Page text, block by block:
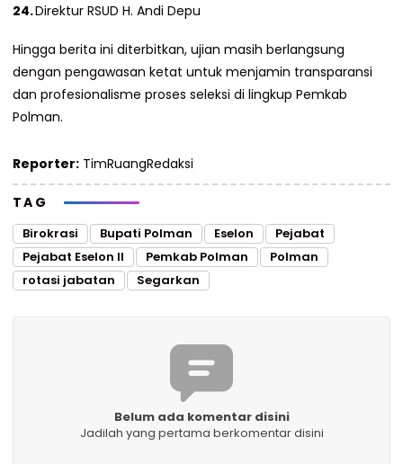
Direktur RSUD H. Andi Depu
Hingga berita ini diterbitkan, ujian masih berlangsung
dengan pengawasan ketat untuk menjamin transparansi
dan profesionalisme proses seleksi di lingkup Pemkab
Polman.
Reporter: TimRuangRedaksi
TAG
Birokrasi Bupati Polman Eselon
Pejabat
Pejabat Eselon II
Pemkab Polman
Polman
rotasi jabatan
Segarkan
Belum ada komentar disini
Jadilah yang pertama berkomentar disini